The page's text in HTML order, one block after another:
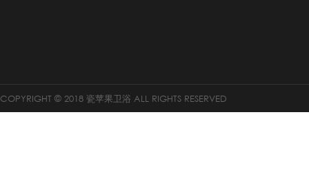
COPYRIGHT © 2018 瓷苹果卫浴 ALL RIGHTS RESERVED